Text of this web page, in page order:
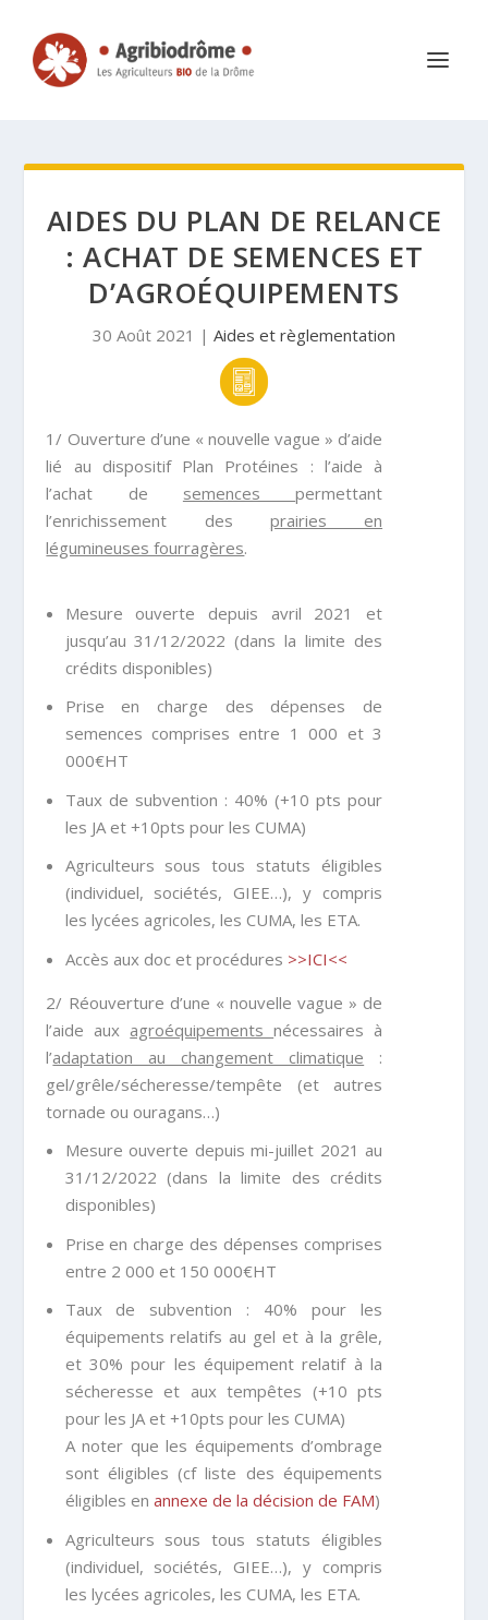
AIDES DU PLAN DE RELANCE
: ACHAT DE SEMENCES ET
D’AGROÉQUIPEMENTS
30 Août 2021 | Aides et règlementation
1/ Ouverture d’une « nouvelle vague » d’aide
lié au dispositif Plan Protéines : l’aide à
l’achat de semencespermettant
l’enrichissement des prairies en
légumineuses fourragères.
Mesure ouverte depuis avril 2021 et
jusqu’au 31/12/2022 (dans la limite des
crédits disponibles)
Prise en charge des dépenses de
semences comprises entre 1 000 et 3
000€HT
Taux de subvention : 40% (+10 pts pour
les JA et +10pts pour les CUMA)
Agriculteurs sous tous statuts éligibles
(individuel, sociétés, GIEE…), y compris
les lycées agricoles, les CUMA, les ETA.
Accès aux doc et procédures >>ICI<<
2/ Réouverture d’une « nouvelle vague » de
l’aide aux agroéquipementsnécessaires à
l’adaptation au changement climatique :
gel/grêle/sécheresse/tempête (et autres
tornade ou ouragans…)
Mesure ouverte depuis mi-juillet 2021 au
31/12/2022 (dans la limite des crédits
disponibles)
Prise en charge des dépenses comprises
entre 2 000 et 150 000€HT
Taux de subvention : 40% pour les
équipements relatifs au gel et à la grêle,
et 30% pour les équipement relatif à la
sécheresse et aux tempêtes (+10 pts
pour les JA et +10pts pour les CUMA)
A noter que les équipements d’ombrage
sont éligibles (cf liste des équipements
éligibles en annexe de la décision de FAM)
Agriculteurs sous tous statuts éligibles
(individuel, sociétés, GIEE…), y compris
les lycées agricoles, les CUMA, les ETA.